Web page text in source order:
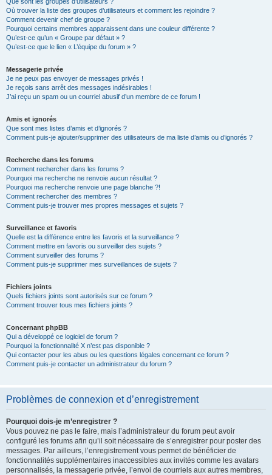
Où trouver la liste des groupes d’utilisateurs et comment les rejoindre ?
Comment devenir chef de groupe ?
Pourquoi certains membres apparaissent dans une couleur différente ?
Qu’est-ce qu’un « Groupe par défaut » ?
Qu’est-ce que le lien « L’équipe du forum » ?
Messagerie privée
Je ne peux pas envoyer de messages privés !
Je reçois sans arrêt des messages indésirables !
J’ai reçu un spam ou un courriel abusif d’un membre de ce forum !
Amis et ignorés
Que sont mes listes d’amis et d’ignorés ?
Comment puis-je ajouter/supprimer des utilisateurs de ma liste d’amis ou d’ignorés ?
Recherche dans les forums
Comment rechercher dans les forums ?
Pourquoi ma recherche ne renvoie aucun résultat ?
Pourquoi ma recherche renvoie une page blanche ?!
Comment rechercher des membres ?
Comment puis-je trouver mes propres messages et sujets ?
Surveillance et favoris
Quelle est la différence entre les favoris et la surveillance ?
Comment mettre en favoris ou surveiller des sujets ?
Comment surveiller des forums ?
Comment puis-je supprimer mes surveillances de sujets ?
Fichiers joints
Quels fichiers joints sont autorisés sur ce forum ?
Comment trouver tous mes fichiers joints ?
Concernant phpBB
Qui a développé ce logiciel de forum ?
Pourquoi la fonctionnalité X n’est pas disponible ?
Qui contacter pour les abus ou les questions légales concernant ce forum ?
Comment puis-je contacter un administrateur du forum ?
Problèmes de connexion et d’enregistrement
Pourquoi dois-je m’enregistrer ?
Vous pouvez ne pas le faire, mais l’administrateur du forum peut avoir
configuré les forums afin qu’il soit nécessaire de s’enregistrer pour poster des
messages. Par ailleurs, l’enregistrement vous permet de bénéficier de
fonctionnalités supplémentaires inaccessibles aux invités comme les avatars
personnalisés, la messagerie privée, l’envoi de courriels aux autres membres,